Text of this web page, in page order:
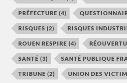
PRÉFECTURE (4)
RISQUES (2) RISQUES
ROUEN RESPIRE (4)
SANTÉ (3) SANTÉ PUBLIQUE
TRIBUNE (2) UNION DES